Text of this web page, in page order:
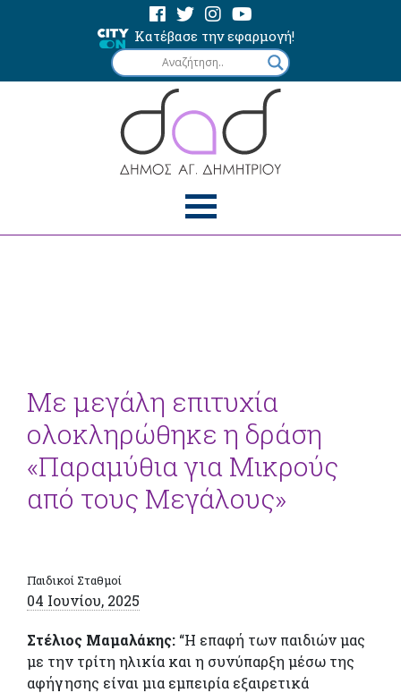
Κατέβασε την εφαρμογή!
Με μεγάλη επιτυχία
ολοκληρώθηκε η δράση
«Παραμύθια για Μικρούς
από τους Μεγάλους»
Παιδικοί Σταθμοί
04 Ιουνίου, 2025
Στέλιος Μαμαλάκης: “Η επαφή των παιδιών μας
με την τρίτη ηλικία και η συνύπαρξη μέσω της
αφήγησης είναι μια εμπειρία εξαιρετικά